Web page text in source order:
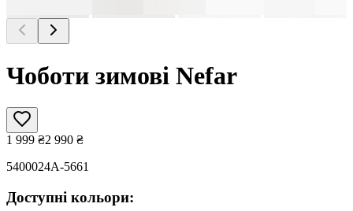
Чоботи зимові Nefar
1 999 ₴2 990 ₴
5400024A-5661
Доступні кольори: